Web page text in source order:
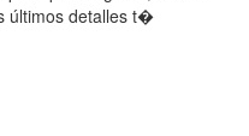
últimos detalles t�